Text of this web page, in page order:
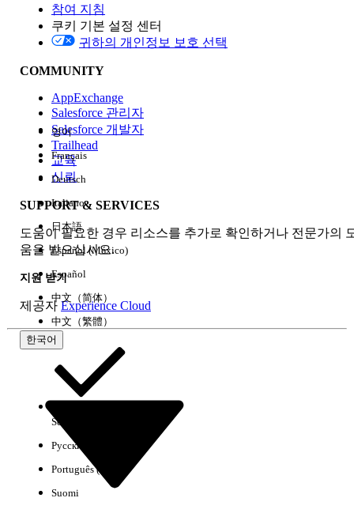
Edition
경험
참여 지침
쿠키 기본 설정 센터
귀하의 개인정보 보호 선택
COMMUNITY
AppExchange
Salesforce 관리자
Salesforce 개발자
Trailhead
교육
신뢰
SUPPORT & SERVICES
도움이 필요한 경우 리소스를 추가로 확인하거나 전문가의
움을 받으십시오.
지원 받기
제공자 Experience Cloud
한국어
영어
Français
Deutsch
Italiano
日本語
Español (México)
Español
中文（简体）
中文（繁體）
Select Org
Русский
Português (Brasil)
Suomi